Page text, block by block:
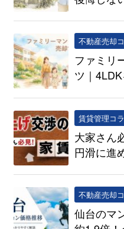
不動産売却
ファミリ
ツ｜
賃貸管理コ
大家さん
円滑に進
不動産売却
仙台のマ